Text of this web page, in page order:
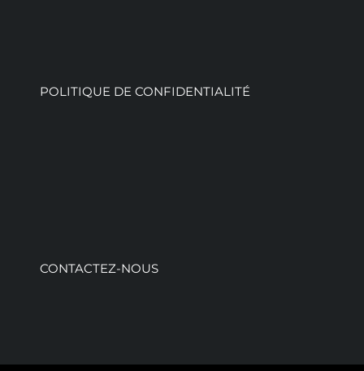
POLITIQUE DE CONFIDENTIALITÉ
CONTACTEZ-NOUS